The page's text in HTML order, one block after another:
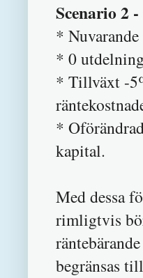
Scenario 2
*
* 0
* Tillväxt -
*
kapital.
Med dessa
rimligtvis
begränsas